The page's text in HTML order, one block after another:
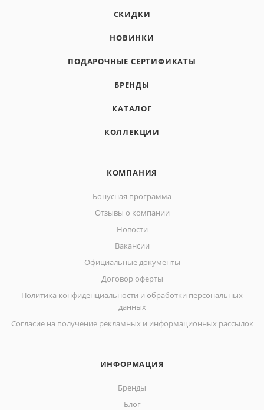
СКИДКИ
НОВИНКИ
ПОДАРОЧНЫЕ СЕРТИФИКАТЫ
БРЕНДЫ
КАТАЛОГ
КОЛЛЕКЦИИ
КОМПАНИЯ
Бонусная программа
Отзывы о компании
Новости
Вакансии
Официальные документы
Договор оферты
Политика конфиденциальности и обработки персональных
данных
Согласие на получение рекламных и информационных рассылок
ИНФОРМАЦИЯ
Бренды
Блог